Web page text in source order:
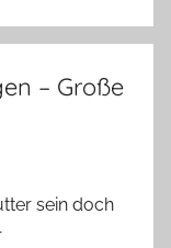
– Große
n
sein doch